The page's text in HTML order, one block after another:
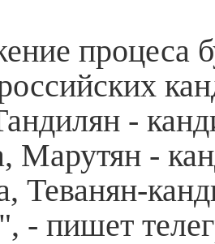
процеса
-
Марутян -
Теванян-
- пишет